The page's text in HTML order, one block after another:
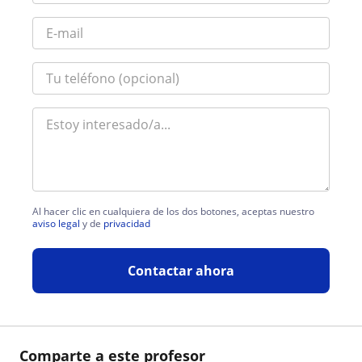
Comparte a este profesor
Al hacer clic en cualquiera de los dos botones, aceptas nuestro
aviso legal y de privacidad
Contactar ahora